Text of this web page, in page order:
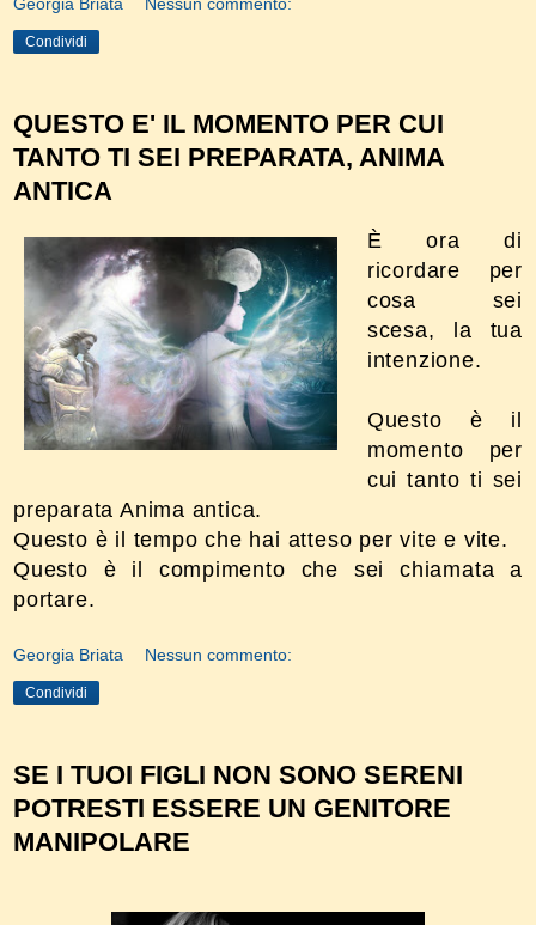
Georgia Briata Nessun commento:
Condividi
QUESTO E' IL MOMENTO PER CUI
TANTO TI SEI PREPARATA, ANIMA
ANTICA
È ora di
ricordare per
cosa sei
scesa, la tua
intenzione.
Questo è il
momento per
cui tanto ti sei
preparata Anima antica.
Questo è il tempo che hai atteso per vite e vite.
Questo è il compimento che sei chiamata a
portare.
Georgia Briata Nessun commento:
Condividi
SE I TUOI FIGLI NON SONO SERENI
POTRESTI ESSERE UN GENITORE
MANIPOLARE